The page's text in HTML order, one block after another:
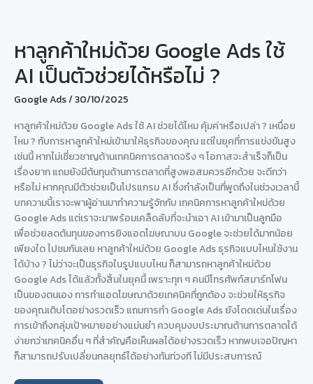
หาลูกค้าใหม่ด้วย Google Ads ใช้
AI เป็นตัวช่วยได้หรือไม่ ?
Google Ads/30/10/2025
หาลูกค้าใหม่ด้วย Google Ads ใช้ AI ช่วยได้ไหม คุ้มค่าหรือเปล่า ? เหนื่อย
ไหม ? กับการหาลูกค้าใหม่เข้ามาให้ธุรกิจของคุณ แต่ในยุคที่การแข่งขันสูง
เช่นนี้ หากไม่เชี่ยวชาญด้านเทคนิคการตลาดจริง ๆ โอกาสจะสำเร็จก็เป็น
เรื่องยาก แถมยังมีต้นทุนด้านการตลาดที่สูงพอสมควรอีกด้วย จะดีกว่า
หรือไม่ หากคุณมีตัวช่วยเป็นโปรแกรม AI ซึ่งกำลังเป็นที่พูดถึงในช่วงเวลานี้
บทความนี้เราจะพาผู้อ่านมาทำความรู้จักกับ เทคนิคการหาลูกค้าใหม่ด้วย
Google Ads แต่เราจะมาพร้อมเคล็ดลับที่จะนำเอา AI เข้ามาเป็นลูกมือ
เพื่อช่วยลดต้นทุนของการยิงแอดโฆษณาบน Google จะช่วยได้มากน้อย
เพียงใด ไปชมกันเลย หาลูกค้าใหม่ด้วย Google Ads ธุรกิจแบบไหนใช้งาน
ได้บ้าง ? ไม่ว่าจะเป็นธุรกิจในรูปแบบไหน ก็สามารถหาลูกค้าใหม่ด้วย
Google Ads ได้แล้วทั้งสิ้นในยุคนี้ เพราะทุก ๆ คนมีโทรศัพท์สมาร์ทโฟน
เป็นของตนเอง การทำแอดโฆษณาด้วยเทคนิคที่ถูกต้อง จะช่วยให้ธุรกิจ
ของคุณเติบโตอย่างรวดเร็ว แถมการทำ Google Ads ยังโดดเด่นในเรื่อง
การเข้าถึงกลุ่มเป้าหมายอย่างแม่นยำ ควบคุมงบประมาณด้านการตลาดได้
ง่ายกว่าเทคนิคอื่น ๆ ที่สำคัญคือเห็นผลได้อย่างรวดเร็ว หากพบเจอปัญหา
ก็สามารถปรับเปลี่ยนกลยุทธ์ได้อย่างทันท่วงที ไม่มีประสบการณ์